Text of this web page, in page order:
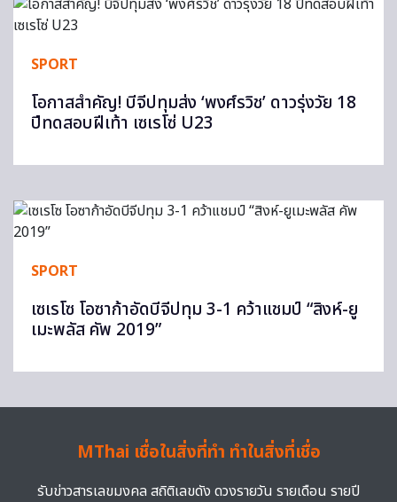
SPORT
โอกาสสำคัญ! บีจีปทุมส่ง ‘พงศ์รวิช’ ดาวรุ่งวัย 18
ปีทดสอบฝีเท้า เซเรโซ่ U23
SPORT
เซเรโซ โอซาก้าอัดบีจีปทุม 3-1 คว้าแชมป์ “สิงห์-ยู
เมะพลัส คัพ 2019”
MThai เชื่อในสิ่งที่ทำ ทำในสิ่งที่เชื่อ
รับข่าวสารเลขมงคล สถิติเลขดัง ดวงรายวัน รายเดือน รายปี